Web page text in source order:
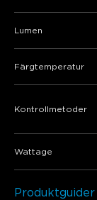
Lumen
Färgtemperatur
Kontrollmetoder
Wattage